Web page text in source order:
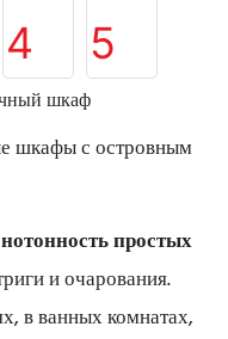
шкаф
шкафы с островным
простых
и очарования.
в ванных комнатах,